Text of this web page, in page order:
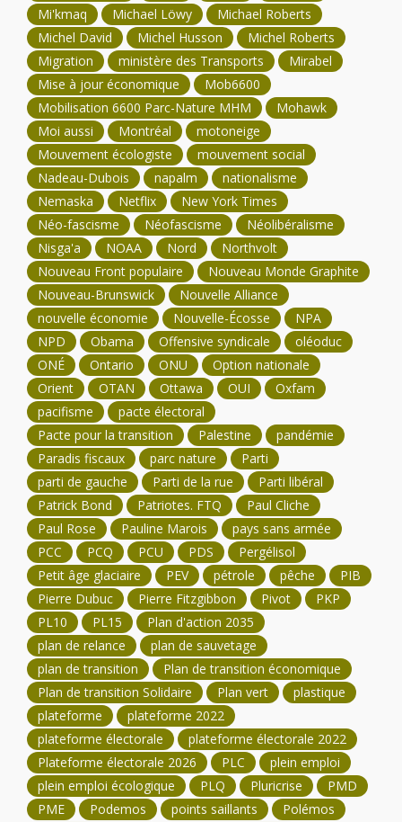
Mi'kmaq
Michael Löwy
Michael Roberts
Michel David
Michel Husson
Michel Roberts
Migration
ministère des Transports
Mirabel
Mise à jour économique
Mob6600
Mobilisation 6600 Parc-Nature MHM
Mohawk
Moi aussi
Montréal
motoneige
Mouvement écologiste
mouvement social
Nadeau-Dubois
napalm
nationalisme
Nemaska
Netflix
New York Times
Néo-fascisme
Néofascisme
Néolibéralisme
Nisga'a
NOAA Nord
Northvolt
Nouveau Front populaire
Nouveau Monde Graphite
Nouveau-Brunswick
Nouvelle Alliance
nouvelle économie
Nouvelle-Écosse
NPA
NPD
Obama Offensive syndicale
oléoduc
ONÉ
Ontario ONU
Option nationale
Orient
OTAN Ottawa OUI
Oxfam
pacifisme
pacte électoral
Pacte pour la transition
Palestine
pandémie
Paradis fiscaux
parc nature
Parti
parti de gauche
Parti de la rue
Parti libéral
Patrick Bond
Patriotes. FTQ
Paul Cliche
Paul Rose
Pauline Marois
pays sans armée
PCC
PCQ PCU PDS
Pergélisol
Petit âge glaciaire
PEV pétrole pêche
PIB
Pierre Dubuc
Pierre Fitzgibbon Pivot
PKP
PL10
PL15
Plan d'action 2035
plan de relance
plan de sauvetage
plan de transition
Plan de transition économique
Plan de transition Solidaire
Plan vert
plastique
plateforme
plateforme 2022
plateforme électorale
plateforme électorale 2022
Plateforme électorale 2026
PLC
plein emploi
plein emploi écologique
PLQ Pluricrise
PMD
PME
Podemos points saillants
Polémos